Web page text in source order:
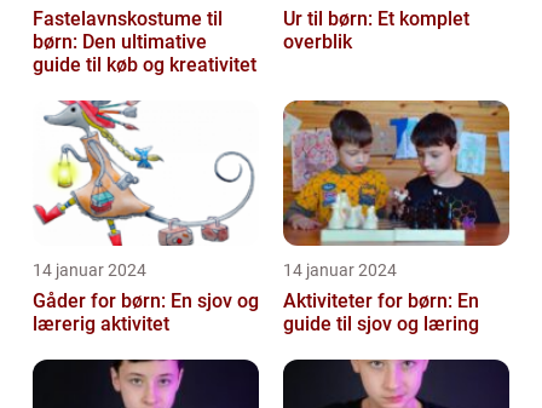
Fastelavnskostume til
børn: Den ultimative
guide til køb og kreativitet
Ur til børn: Et komplet
overblik
14 januar 2024
Gåder for børn: En sjov og
lærerig aktivitet
14 januar 2024
Aktiviteter for børn: En
guide til sjov og læring